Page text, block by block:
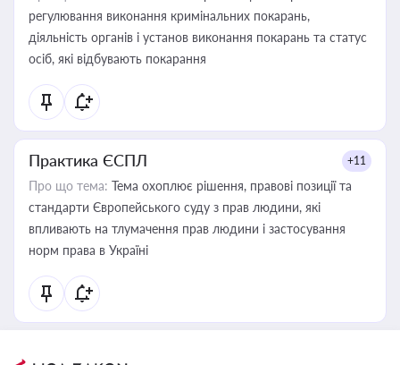
регулювання виконання кримінальних покарань,
діяльність органів і установ виконання покарань та статус
осіб, які відбувають покарання
Практика ЄСПЛ +11
Про що тема: Тема охоплює рішення, правові позиції та
стандарти Європейського суду з прав людини, які
впливають на тлумачення прав людини і застосування
норм права в Україні